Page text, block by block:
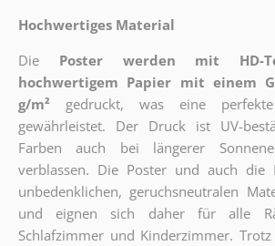
Hochwertiges Material
Die
Poster werden mit HD-
hochwertigem Papier mit einem
g/m²
gedruckt, was eine perfekte
gewährleistet. Der Druck ist UV-
Farben auch bei längerer
verblassen. Die Poster und auch die
unbedenklichen, geruchsneutralen
und eignen sich daher für alle
Schlafzimmer und Kinderzimmer.